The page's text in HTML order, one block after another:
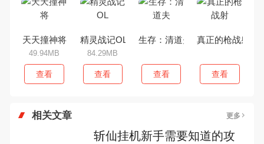
天天撞神将
49.94MB
查看
精灵战记OL
84.29MB
查看
生存：清道夫
查看
真正的枪战射
查看
相关文章 更多
斩仙挂机新手需要知道的攻